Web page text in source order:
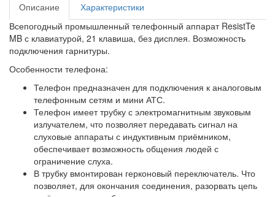
Описание
Характеристики
Всепогодный промышленный телефонный аппарат ResistTe
MB с клавиатурой, 21 клавиша, без дисплея. Возможность
подключения гарнитуры.
Особенности телефона:
Телефон предназначен для подключения к аналоговым
телефонным сетям и мини АТС.
Телефон имеет трубку с электромагнитным звуковым
излучателем, что позволяет передавать сигнал на
слуховые аппараты с индуктивным приёмником,
обеспечивает возможность общения людей с
ограничение слуха.
В трубку вмонтирован герконовый переключатель. Что
позволяет, для окончания соединения, разорвать цепь